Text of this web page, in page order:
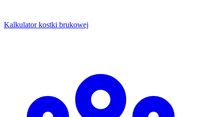
Kalkulator kostki brukowej